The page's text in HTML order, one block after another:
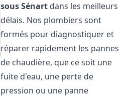
sous Sénart dans les meilleurs
délais. Nos plombiers sont
formés pour diagnostiquer et
réparer rapidement les pannes
de chaudière, que ce soit une
fuite d'eau, une perte de
pression ou une panne